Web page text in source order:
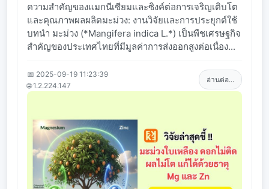
ความสำคัญของแมกนีเซียมและซิงค์ต่อการเจริญเติบโต
และคุณภาพผลผลิตมะม่วง: งานวิจัยและการประยุกต์ใช้
บทนำ มะม่วง (*Mangifera indica L.*) เป็นพืชเศรษฐกิจ
สำคัญของประเทศไทยที่มีมูลค่าการส่งออกสูงต่อเนื่อง...
📅 2025-09-19 11:23:39
🌐 1.2.224.147
อ่านต่อ...